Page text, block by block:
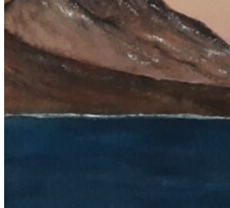
Marianne Engdahl
Pia Lomholt
Pia Teglgaard
Susse Nøhr Mastrup
Tidligere udstillinger
Vil du være medlem?
Kontakt os
-